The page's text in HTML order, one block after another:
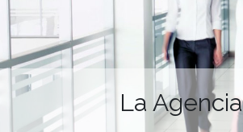
La Agencia